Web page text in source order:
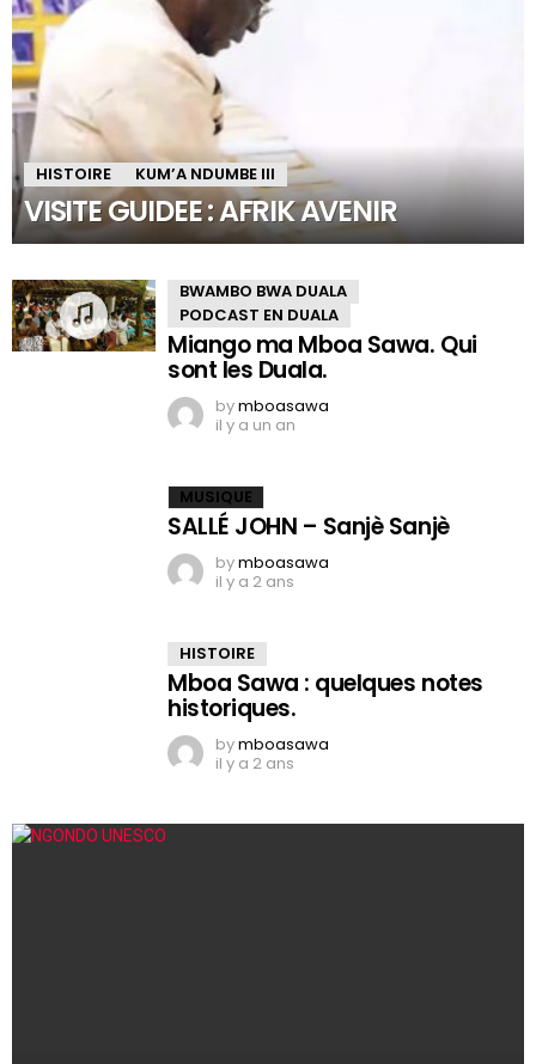
HISTOIRE KUM’A NDUMBE III
VISITE GUIDEE : AFRIK AVENIR
BWAMBO BWA DUALA
PODCAST EN DUALA
Miango ma Mboa Sawa. Qui
sont les Duala.
bymboasawa
il y a un an
MUSIQUE
SALLÉ JOHN – Sanjè Sanjè
bymboasawa
il y a 2 ans
HISTOIRE
Mboa Sawa : quelques notes
historiques.
bymboasawa
il y a 2 ans